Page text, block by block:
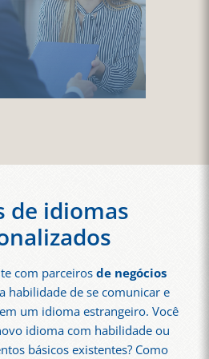
de idiomas
com parceirosde negócios
habilidade de se comunicar e
em um idioma estrangeiro. Você
idioma com habilidade ou
básicos existentes? Como